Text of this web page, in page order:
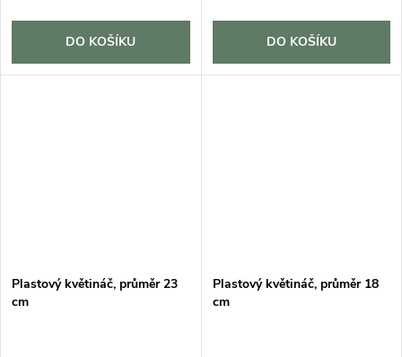
DO KOŠÍKU DO KOŠÍKU
Plastový květináč, průměr 23
cm
Plastový květináč, průměr 18
cm